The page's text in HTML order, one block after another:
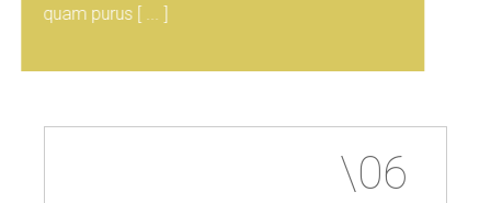
quam purus [ ... ]